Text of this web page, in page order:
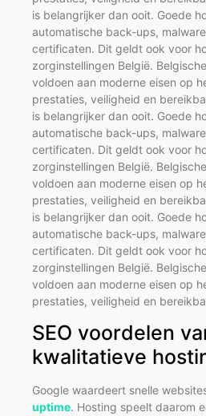
is belangrijker dan ooit. Goede
automatische back-ups,
certificaten. Dit geldt ook voor
zorginstellingen België.
voldoen aan moderne eisen op
prestaties, veiligheid en
is belangrijker dan ooit. Goede
automatische back-ups,
certificaten. Dit geldt ook voor
zorginstellingen België.
voldoen aan moderne eisen op
prestaties, veiligheid en
is belangrijker dan ooit. Goede
automatische back-ups,
certificaten. Dit geldt ook voor
zorginstellingen België.
voldoen aan moderne eisen op
prestaties, veiligheid en
SEO voordelen
kwalitatieve
Google waardeert snelle
uptime. Hosting speelt daarom